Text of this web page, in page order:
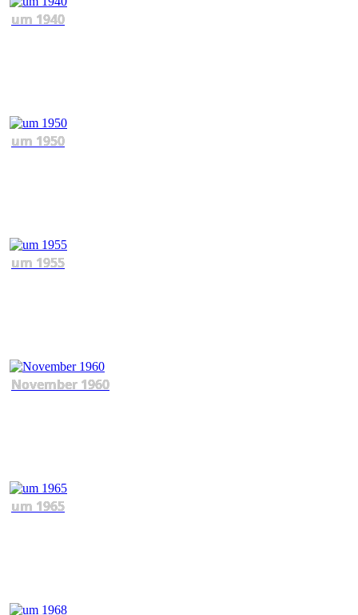
um 1940
um 1950
um 1955
November 1960
um 1965